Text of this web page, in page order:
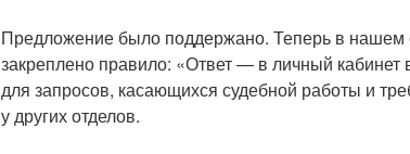
Предложение было поддержано. Теперь в нашем
закреплено правило: «Ответ — в личный кабинет
для запросов, касающихся судебной работы и
у других отделов.